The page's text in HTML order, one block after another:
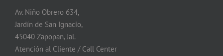
Av. Niño Obrero 634,
Jardín de San Ignacio,
45040 Zapopan, Jal.
Atención al Cliente / Call Center